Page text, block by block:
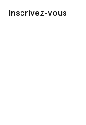
Inscrivez-vous